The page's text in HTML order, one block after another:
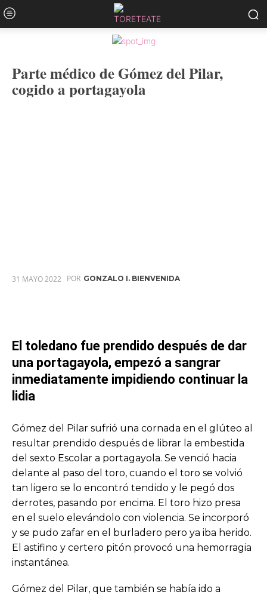
Parte médico de Gómez del Pilar,
cogido a portagayola
31 MAYO 2022 POR GONZALO I. BIENVENIDA
El toledano fue prendido después de dar
una portagayola, empezó a sangrar
inmediatamente impidiendo continuar la
lidia
Gómez del Pilar sufrió una cornada en el glúteo al
resultar prendido después de librar la embestida
del sexto Escolar a portagayola. Se venció hacia
delante al paso del toro, cuando el toro se volvió
tan ligero se lo encontró tendido y le pegó dos
derrotes, pasando por encima. El toro hizo presa
en el suelo elevándolo con violencia. Se incorporó
y se pudo zafar en el burladero pero ya iba herido.
El astifino y certero pitón provocó una hemorragia
instantánea.
Gómez del Pilar, que también se había ido a